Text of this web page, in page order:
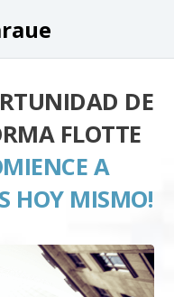
DE
FLOTTE
A
HOY MISMO!